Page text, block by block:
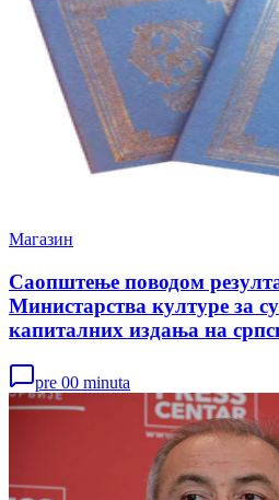
Магазин
Саопштење поводом
Министарства културе за
капиталних издања на
pre 00 minuta